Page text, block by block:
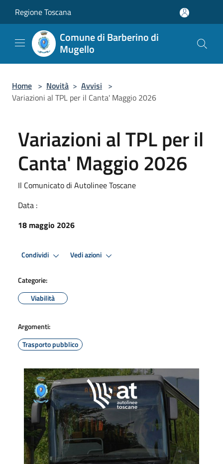
Regione Toscana
Comune di Barberino di
Mugello
Home > Novità > Avvisi >
Variazioni al TPL per il Canta' Maggio 2026
Variazioni al TPL per il
Canta' Maggio 2026
Il Comunicato di Autolinee Toscane
Data :
18 maggio 2026
Condividi Vedi azioni
Categorie:
Viabilità
Argomenti:
Trasporto pubblico